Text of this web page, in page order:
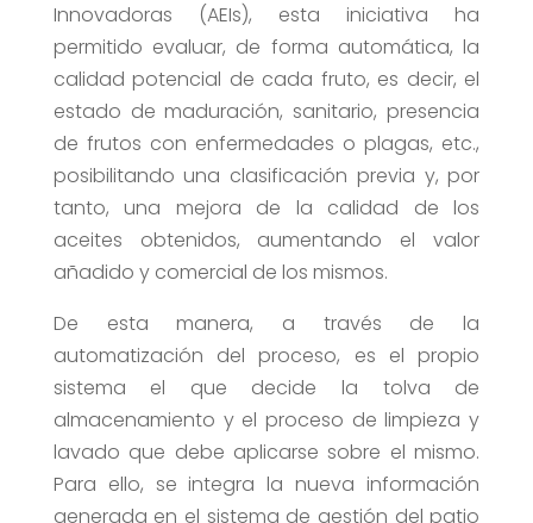
Innovadoras (AEIs), esta iniciativa ha
permitido evaluar, de forma automática, la
calidad potencial de cada fruto, es decir, el
estado de maduración, sanitario, presencia
de frutos con enfermedades o plagas, etc.,
posibilitando una clasificación previa y, por
tanto, una mejora de la calidad de los
aceites obtenidos, aumentando el valor
añadido y comercial de los mismos.
De esta manera, a través de la
automatización del proceso, es el propio
sistema el que decide la tolva de
almacenamiento y el proceso de limpieza y
lavado que debe aplicarse sobre el mismo.
Para ello, se integra la nueva información
generada en el sistema de gestión del patio